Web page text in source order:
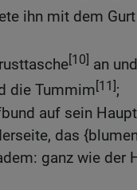
ihn mit dem
[10] an
die Tummim[11];
auf sein
das
ganz wie der